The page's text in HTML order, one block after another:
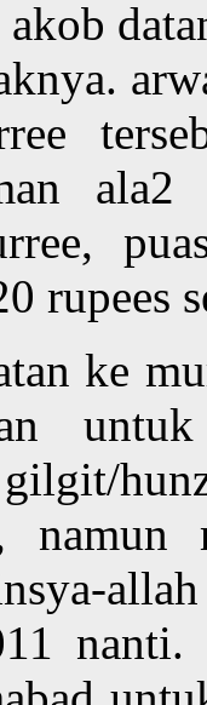
rupees
ke